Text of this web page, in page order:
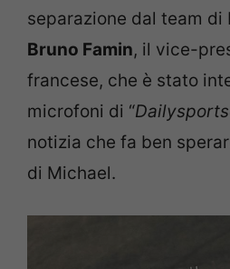
separazione dal team di
Bruno Famin, il vice-
francese, che è stato
microfoni di “
notizia che fa ben
di Michael.